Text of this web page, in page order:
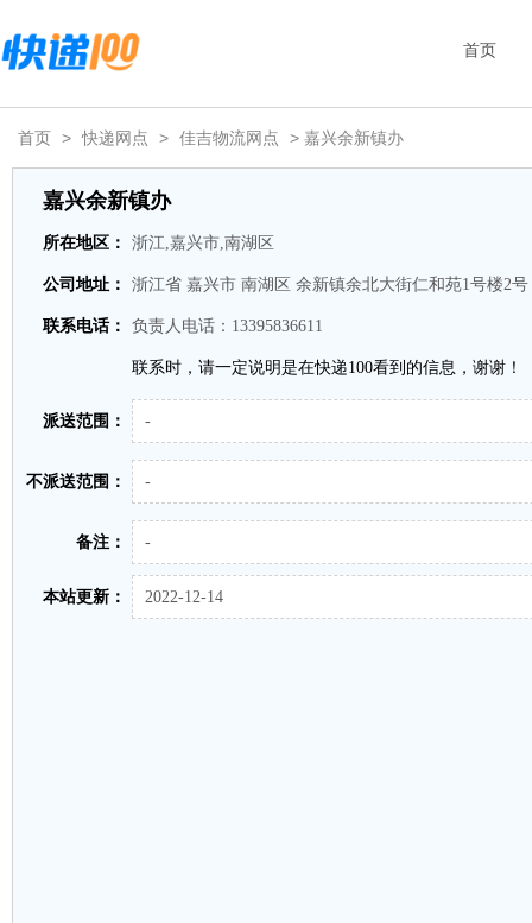
首页
首页 > 快递网点 > 佳吉物流网点 > 嘉兴余新镇办
嘉兴余新镇办
所在地区： 浙江,嘉兴市,南湖区
公司地址： 浙江省 嘉兴市 南湖区 余新镇余北大街仁和苑1号楼2号
联系电话： 负责人电话：13395836611
联系时，请一定说明是在快递100看到的信息，谢谢！
派送范围： -
不派送范围： -
备注： -
本站更新： 2022-12-14